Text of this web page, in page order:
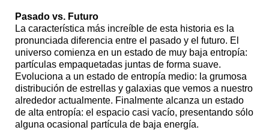
Pasado vs. Futuro
La característica más increíble de esta historia es la
pronunciada diferencia entre el pasado y el futuro. El
universo comienza en un estado de muy baja entropía:
partículas empaquetadas juntas de forma suave.
Evoluciona a un estado de entropía medio: la grumosa
distribución de estrellas y galaxias que vemos a nuestro
alrededor actualmente. Finalmente alcanza un estado
de alta entropía: el espacio casi vacío, presentando sólo
alguna ocasional partícula de baja energía.